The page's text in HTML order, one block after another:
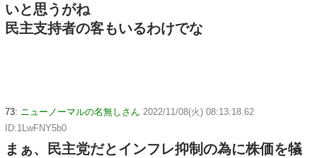
いと思うがね
民主支持者の客もいるわけでな
73: ニューノーマルの名無しさん 2022/11/08(火) 08:13:18.62
ID:1LwFNY5b0
まぁ、民主党だとインフレ抑制の為に株価を犠